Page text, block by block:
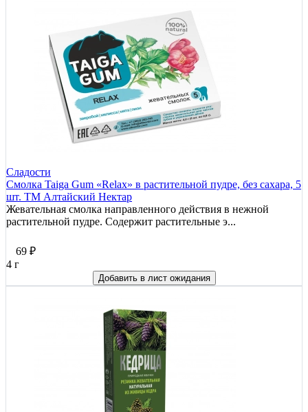
Сладости
Смолка Taiga Gum «Relax» в растительной пудре, без сахара, 5
шт. ТМ Алтайский Нектар
Жевательная смолка направленного действия в нежной
растительной пудре. Содержит растительные э...
69 ₽
4 г
Добавить в лист ожидания